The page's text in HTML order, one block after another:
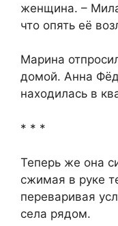
женщина. –
что опять её
Марина
домой. Анна
находилась в
* * *
Теперь же она
сжимая в руке
переваривая
села рядом.